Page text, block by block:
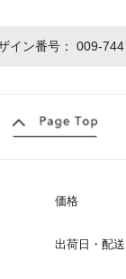
イン番号： 009-744
価格
出荷日・配送